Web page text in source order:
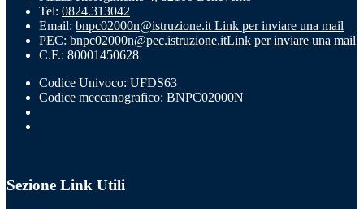
Tel: 0824.313042
Email: bnpc02000n@istruzione.it Link per inviare una mail
PEC: bnpc02000n@pec.istruzione.itLink per inviare una mail
C.F.: 80001450628
Codice Univoco: UFDS63
Codice meccanografico: BNPC02000N
Sezione Link Utili